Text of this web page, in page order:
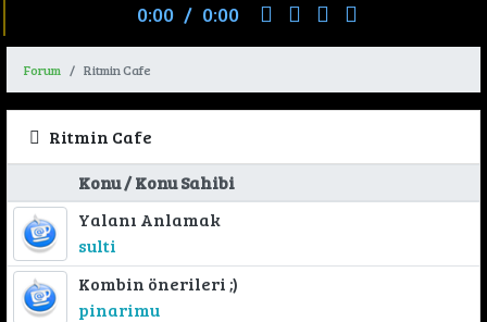
0:00 / 0:00
Forum Ritmin Cafe
Ritmin Cafe
Konu / Konu Sahibi
Yalanı Anlamak
sulti
Kombin önerileri ;)
pinarimu